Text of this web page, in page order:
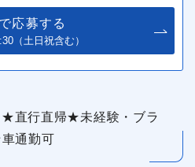
応募する
（土日祝含む）
★直行直帰★未経験・ブラ
通勤可